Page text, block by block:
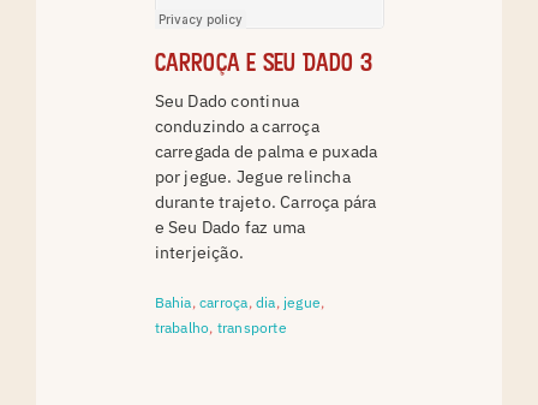
Carroça e Seu Dado 3
Seu Dado continua
conduzindo a carroça
carregada de palma e puxada
por jegue. Jegue relincha
durante trajeto. Carroça pára
e Seu Dado faz uma
interjeição.
Bahia,carroça, dia, jegue,
trabalho, transporte